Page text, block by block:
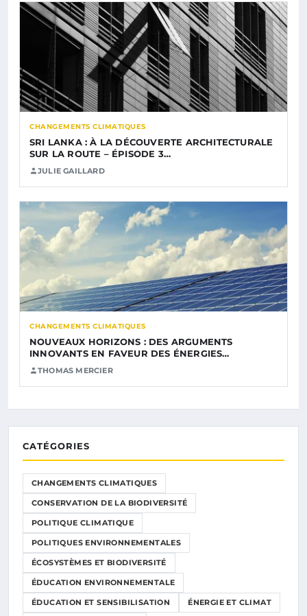
CHANGEMENTS CLIMATIQUES
SRI LANKA : À LA DÉCOUVERTE ARCHITECTURALE
SUR LA ROUTE – ÉPISODE 3…
JULIE GAILLARD
CHANGEMENTS CLIMATIQUES
NOUVEAUX HORIZONS : DES ARGUMENTS
INNOVANTS EN FAVEUR DES ÉNERGIES…
THOMAS MERCIER
CATÉGORIES
CHANGEMENTS CLIMATIQUES
CONSERVATION DE LA BIODIVERSITÉ
POLITIQUE CLIMATIQUE
POLITIQUES ENVIRONNEMENTALES
ÉCOSYSTÈMES ET BIODIVERSITÉ
ÉDUCATION ENVIRONNEMENTALE
ÉDUCATION ET SENSIBILISATION ÉNERGIE ET CLIMAT